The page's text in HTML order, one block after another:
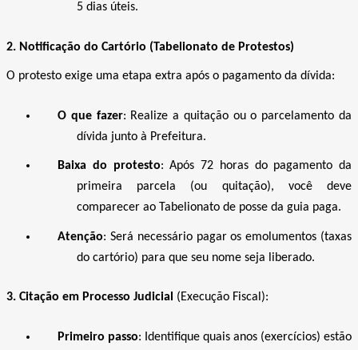
5 dias úteis.
2. Notificação do Cartório (Tabelionato de Protestos)
O protesto exige uma etapa extra após o pagamento da dívida:
O que fazer: Realize a quitação ou o parcelamento da
dívida junto à Prefeitura.
Baixa do protesto: Após 72 horas do pagamento da
primeira parcela (ou quitação), você deve
comparecer ao Tabelionato de posse da guia paga.
Atenção: Será necessário pagar os emolumentos (taxas
do cartório) para que seu nome seja liberado.
3. Citação em Processo Judicial (Execução Fiscal):
Primeiro passo: Identifique quais anos (exercícios) estão